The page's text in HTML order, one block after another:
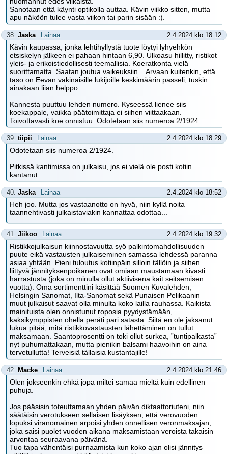
Sanotaan että käynti optikolla auttaa. Kävin viikko sitten, mutta
apu näköön tulee vasta viikon tai parin sisään :).
38. Jaska Lainaa 2.4.2024 klo 18:12
Kävin kaupassa, jonka lehtihyllystä tuote löytyi lyhyehkön
etsiskelyn jälkeen ei pahaan hintaan 6,90. Ulkoasu hillitty, ristikot
yleis- ja erikoistiedollisesti teemallisia. Koeratkonta vielä
suorittamatta. Saatan joutua vaikeuksiin... Arvaan kuitenkin, että
taso on Eevan vakinaisille lukijoille keskimäärin passeli, tuskin
ainakaan liian helppo.
Kannesta puuttuu lehden numero. Kyseessä lienee siis
koekappale, vaikka päätoimittaja ei siihen viittaakaan.
Toivottavasti koe onnistuu. Odotetaan siis numeroa 2/1924.
39. tiipii Lainaa 2.4.2024 klo 18:29
Odotetaan siis numeroa 2/1924.
Pitkissä kantimissa on julkaisu, jos ei vielä ole posti kotiin
kantanut...
40. Jaska Lainaa 2.4.2024 klo 18:52
Heh joo. Mutta jos vastaanotto on hyvä, niin kyllä noita
taannehtivasti julkaistaviakin kannattaa odottaa...
41. Jiikoo Lainaa 2.4.2024 klo 19:32
Ristikkojulkaisun kiinnostavuutta syö palkintomahdollisuuden
puute eikä vastausten julkaiseminen samassa lehdessä paranna
asiaa yhtään. Pieni tuloutus kotiinpäin silloin tällöin ja siihen
liittyvä jännityksenpoikanen ovat omiaan maustamaan kivasti
harrastusta (joka on minulla ollut aktiivisena kait seitsemisen
vuotta). Oma sortimenttini käsittää Suomen Kuvalehden,
Helsingin Sanomat, Ilta-Sanomat sekä Punaisen Pelikaanin –
muut julkaisut saavat olla minulta koko lailla rauhassa. Kaikista
mainituista olen onnistunut roposia pyydystämään,
kaksikymppisten ohella peräti pari satasta. Siitä en ole jaksanut
lukua pitää, mitä ristikkovastausten lähettäminen on tullut
maksamaan. Saantoprosentti on toki ollut surkea, ”tuntipalkasta”
nyt puhumattakaan, mutta pienikin balsami haavoihin on aina
tervetullutta! Terveisiä tällaisia kustantajille!
42. Macke Lainaa 2.4.2024 klo 21:46
Olen jokseenkin ehkä jopa miltei samaa mieltä kuin edellinen
puhuja.
Jos pääsisin toteuttamaan yhden päivän diktaattoriuteni, niin
säätäisin verotukseen sellaisen lisäyksen, että verovuoden
lopuksi viranomainen arpoisi yhden onnellisen veronmaksajan,
joka saisi puolet vuoden aikana maksamistaan veroista takaisin
arvontaa seuraavana päivänä.
Tuo tapa vähentäisi purnaamista kun koko ajan olisi jännitys